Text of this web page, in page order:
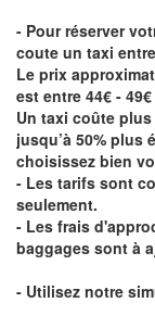
- Pour réserver
coute un taxi
Le prix
est entre 44€ -
Un taxi coûte
jusqu’à 50% plus
choisissez bien
- Les tarifs sont
seulement.
- Les frais
baggages sont à
- Utilisez notre